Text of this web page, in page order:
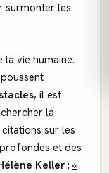
surmonter les
vie humaine.
, il est
la
sur les
et des
Keller : «